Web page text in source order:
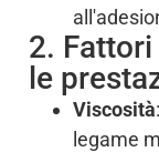
2.
le
Viscosità
legame